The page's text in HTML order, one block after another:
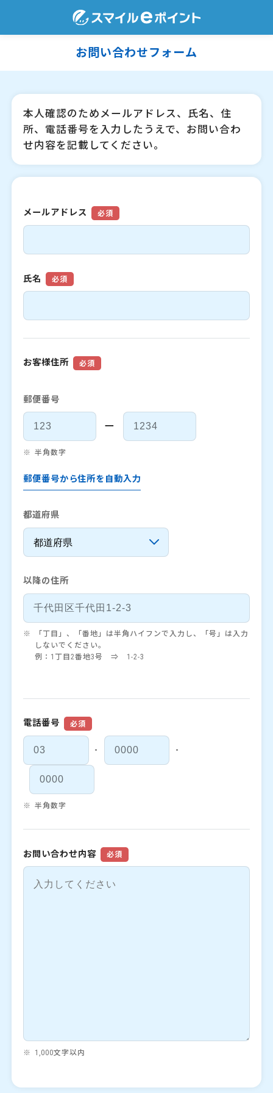
お問い合わせフォーム
本人確認のためメールアドレス、氏名、住
所、電話番号を入力したうえで、お問い合わ
せ内容を記載してください。
メールアドレス 必須
氏名 必須
お客様住所 必須
郵便番号
ー
半角数字
郵便番号から住所を自動入力
都道府県
以降の住所
「丁目」、「番地」は半角ハイフンで入力し、「号」は入力
しないでください。
例：1丁目2番地3号 ⇒ 1-2-3
電話番号 必須
- -
半角数字
お問い合わせ内容 必須
1,000文字以内